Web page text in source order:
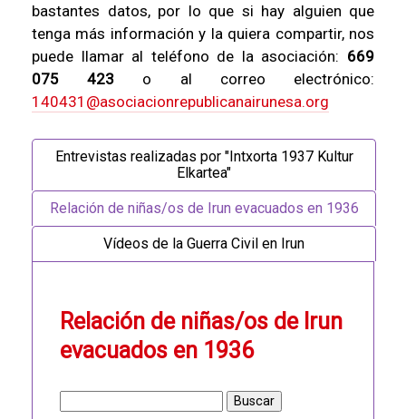
bastantes datos, por lo que si hay alguien que
tenga más información y la quiera compartir, nos
puede llamar al teléfono de la asociación: 669
075 423 o al correo electrónico:
140431@asociacionrepublicanairunesa.org
Entrevistas realizadas por "Intxorta 1937 Kultur
Elkartea"
Relación de niñas/os de Irun evacuados en 1936
Vídeos de la Guerra Civil en Irun
Relación de niñas/os de Irun
evacuados en 1936